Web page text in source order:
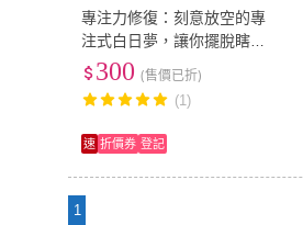
專注力修復：刻意放空的專
注式白日夢，讓你擺脫瞎忙
╳激發創意╳找回能量
300 (售價已折)
(1)
速 折價券 登記
1